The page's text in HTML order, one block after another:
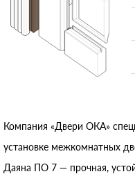
Компания «Двери ОКА»
установке межкомнатных
Даяна ПО 7 — прочная,